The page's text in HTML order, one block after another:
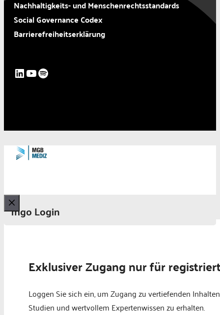
Nachhaltigkeits- und Menschenrechtsstandards
Social Governance Codex
Barrierefreiheitserklärung
LinkedIn
YouTube
Spotify
mgo Login
Schließen
Exklusiver Zugang nur für
Loggen Sie sich ein, um Zugang zu vertiefenden
Studien und wertvollem Expertenwissen zu erhalten.